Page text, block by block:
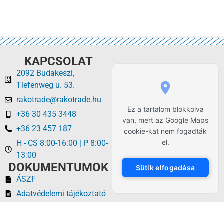
KAPCSOLAT
2092 Budakeszi,
Tiefenweg u. 53.
rakotrade@rakotrade.hu
+36 30 435 3448
+36 23 457 187
H - CS 8:00-16:00 | P 8:00-
13:00
DOKUMENTUMOK
ÁSZF
Adatvédelemi tájékoztató
Ez a tartalom blokkolva
van, mert az Google Maps
cookie-kat nem fogadták
el.
Sütik elfogadása